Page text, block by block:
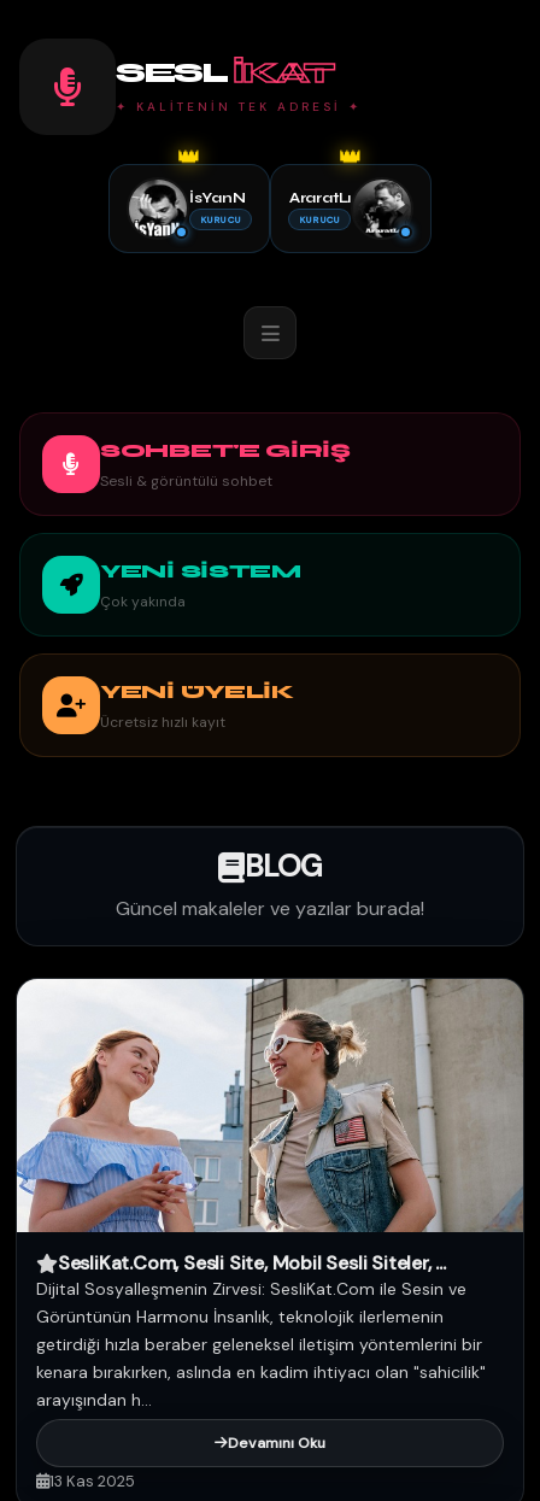
SESL IKAT
✦ KALİTENİN TEK ADRESİ ✦
👑
İsYanN
KURUCU
👑
AraratLı
KURUCU
SOHBET'E GİRİŞ
Sesli & görüntülü sohbet
YENİ SİSTEM
Çok yakında
YENİ ÜYELİK
Ücretsiz hızlı kayıt
BLOG
Güncel makaleler ve yazılar burada!
SesliKat.Com, Sesli Site, Mobil Sesli Siteler, ...
Dijital Sosyalleşmenin Zirvesi: SesliKat.Com ile Sesin ve
Görüntünün Harmonu İnsanlık, teknolojik ilerlemenin
getirdiği hızla beraber geleneksel iletişim yöntemlerini bir
kenara bırakırken, aslında en kadim ihtiyacı olan "sahicilik"
arayışından h...
Devamını Oku
13 Kas 2025